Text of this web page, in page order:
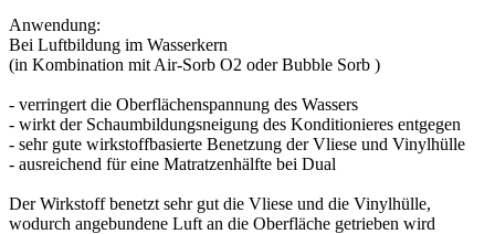
Anwendung:
Bei Luftbildung im Wasserkern
(in Kombination mit Air-Sorb O2 oder Bubble Sorb )
- verringert die Oberflächenspannung des Wassers
- wirkt der Schaumbildungsneigung des Konditionieres entgegen
- sehr gute wirkstoffbasierte Benetzung der Vliese und Vinylhülle
- ausreichend für eine Matratzenhälfte bei Dual
Der Wirkstoff benetzt sehr gut die Vliese und die Vinylhülle,
wodurch angebundene Luft an die Oberfläche getrieben wird